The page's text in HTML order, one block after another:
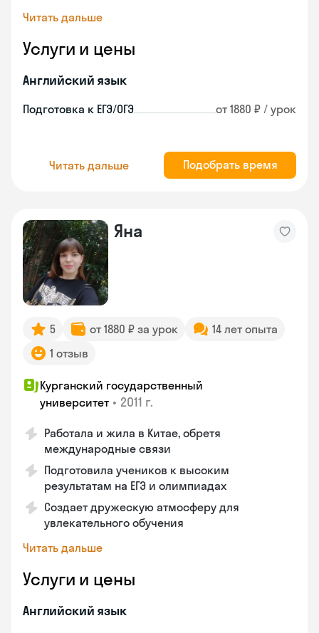
Читать дальше
Услуги и цены
Английский язык
Подготовка к ЕГЭ/ОГЭ от 1880 ₽ / урок
Читать дальше Подобрать время
Яна
5 от 1880 ₽ за урок
14 лет опыта
1 отзыв
Курганский государственный
университет • 2011 г.
Работала и жила в Китае, обретя
международные связи
Подготовила учеников к высоким
результатам на ЕГЭ и олимпиадах
Создает дружескую атмосферу для
увлекательного обучения
Читать дальше
Услуги и цены
Английский язык